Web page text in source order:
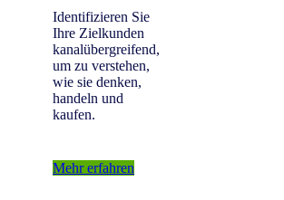
Identifizieren Sie
Ihre Zielkunden
kanalübergreifend,
um zu verstehen,
wie sie denken,
handeln und
kaufen.
Mehr erfahren